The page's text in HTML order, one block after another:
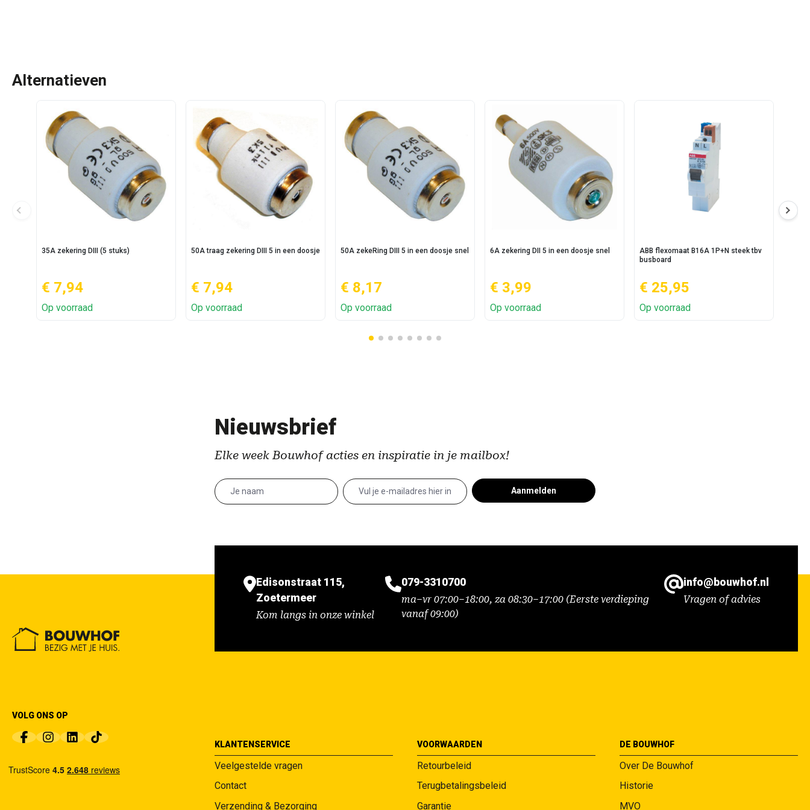
Alternatieven
35A zekering DIII (5 stuks)
€ 7,94
Op voorraad
50A traag zekering DIII 5 in een doosje
€ 7,94
Op voorraad
50A zekeRing DIII 5 in een doosje snel
€ 8,17
Op voorraad
6A zekering DII 5 in een doosje snel
€ 3,99
Op voorraad
ABB flexomaat B16A 1P+N steek tbv
busboard
€ 25,95
Op voorraad
Nieuwsbrief
Elke week Bouwhof acties en inspiratie in je mailbox!
Aanmelden
Edisonstraat 115,
Zoetermeer
Kom langs in onze winkel
079-3310700
ma–vr 07:00–18:00, za 08:30–17:00 (Eerste verdieping
vanaf 09:00)
info@bouwhof.nl
Vragen of advies
VOLG ONS OP
KLANTENSERVICE
Veelgestelde vragen
Contact
Verzending & Bezorging
VOORWAARDEN
Retourbeleid
Terugbetalingsbeleid
Garantie
DE BOUWHOF
Over De Bouwhof
Historie
MVO